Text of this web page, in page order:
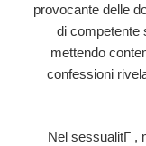
provocante delle
di competente
mettendo
confessioni
Nel sessualitГ ,